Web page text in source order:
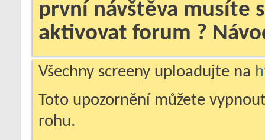
první návštěva musíte
aktivovat forum ?
Všechny screeny uploadujte na
Toto upozornění můžete
rohu.